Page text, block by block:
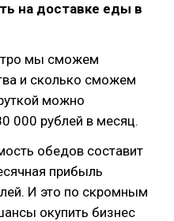
на доставке еды в
мы сможем
и сколько сможем
можно
000 рублей в месяц.
обедов составит
прибыль
И это по скромным
окупить бизнес